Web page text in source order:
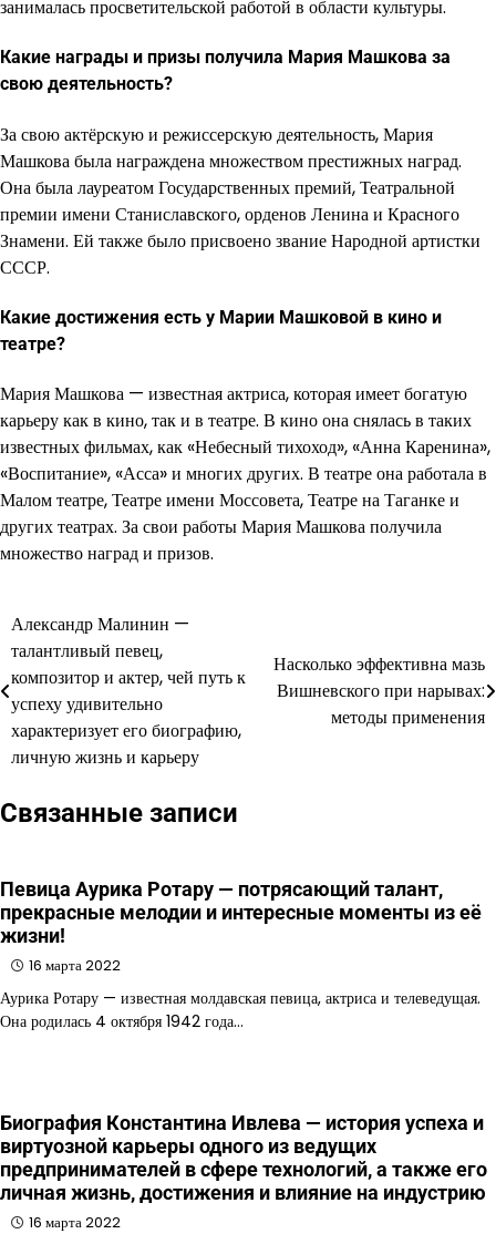
занималась просветительской работой в области культуры.
Какие награды и призы получила Мария Машкова за
свою деятельность?
За свою актёрскую и режиссерскую деятельность, Мария
Машкова была награждена множеством престижных наград.
Она была лауреатом Государственных премий, Театральной
премии имени Станиславского, орденов Ленина и Красного
Знамени. Ей также было присвоено звание Народной артистки
СССР.
Какие достижения есть у Марии Машковой в кино и
театре?
Мария Машкова — известная актриса, которая имеет богатую
карьеру как в кино, так и в театре. В кино она снялась в таких
известных фильмах, как «Небесный тихоход», «Анна Каренина»,
«Воспитание», «Асса» и многих других. В театре она работала в
Малом театре, Театре имени Моссовета, Театре на Таганке и
других театрах. За свои работы Мария Машкова получила
множество наград и призов.
Навигация
по
записям
Александр Малинин —
талантливый певец,
композитор и актер, чей путь к
успеху удивительно
характеризует его биографию,
личную жизнь и карьеру
Насколько эффективна мазь
Вишневского при нарывах:
методы применения
Связанные записи
Певица Аурика Ротару — потрясающий талант,
прекрасные мелодии и интересные моменты из её
жизни!
16 марта 2022
Аурика Ротару — известная молдавская певица, актриса и телеведущая.
Она родилась 4 октября 1942 года…
Биография Константина Ивлева — история успеха и
виртуозной карьеры одного из ведущих
предпринимателей в сфере технологий, а также его
личная жизнь, достижения и влияние на индустрию
16 марта 2022